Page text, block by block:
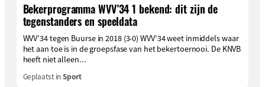
Bekerprogramma WVV’34 1 bekend: dit zijn de
tegenstanders en speeldata
WVV’34 tegen Buurse in 2018 (3-0) WVV’34 weet inmiddels waar
het aan toe is in de groepsfase van het bekertoernooi. De KNVB
heeft niet alleen...
Geplaatst inSport